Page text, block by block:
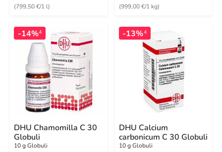
(799,50 €/1 l) (999,00 €/1 kg)
-14%4
DHU Chamomilla C 30
Globuli
10 g Globuli
-13%4
DHU Calcium
carbonicum C 30 Globuli
10 g Globuli